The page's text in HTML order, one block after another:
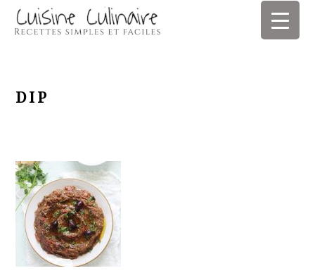
Skip
Skip
Skip
Skip
DIP